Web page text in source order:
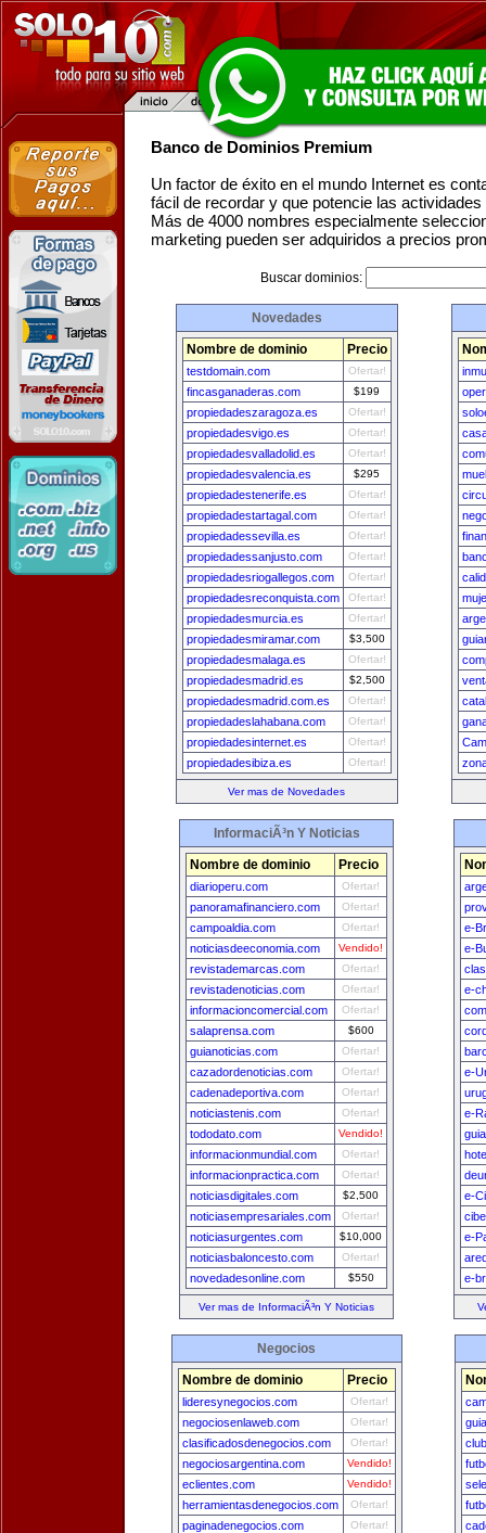
Banco de Dominios Premium
Un factor de éxito en el mundo Internet es
fácil de recordar y que potencie las
Más de 4000 nombres especialmente
marketing pueden ser adquiridos a precios
Buscar dominios:
Novedades
Nombre de dominio Precio
testdomain.com Ofertar!
fincasganaderas.com $199
propiedadeszaragoza.es Ofertar!
propiedadesvigo.es Ofertar!
propiedadesvalladolid.es Ofertar!
propiedadesvalencia.es $295
propiedadestenerife.es Ofertar!
propiedadestartagal.com Ofertar!
propiedadessevilla.es Ofertar!
propiedadessanjusto.com Ofertar!
propiedadesriogallegos.com Ofertar!
propiedadesreconquista.com Ofertar!
propiedadesmurcia.es Ofertar!
propiedadesmiramar.com $3,500
propiedadesmalaga.es Ofertar!
propiedadesmadrid.es $2,500
propiedadesmadrid.com.es Ofertar!
propiedadeslahabana.com Ofertar!
propiedadesinternet.es Ofertar!
propiedadesibiza.es Ofertar!
Ver mas de Novedades
InformaciÃ³n Y Noticias
Nombre de dominio Precio
diarioperu.com Ofertar!
panoramafinanciero.com Ofertar!
campoaldia.com Ofertar!
noticiasdeeconomia.com Vendido!
revistademarcas.com Ofertar!
revistadenoticias.com Ofertar!
informacioncomercial.com Ofertar!
salaprensa.com $600
guianoticias.com Ofertar!
cazadordenoticias.com Ofertar!
cadenadeportiva.com Ofertar!
noticiastenis.com Ofertar!
tododato.com Vendido!
informacionmundial.com Ofertar!
informacionpractica.com Ofertar!
noticiasdigitales.com $2,500
noticiasempresariales.com Ofertar!
noticiasurgentes.com $10,000
noticiasbaloncesto.com Ofertar!
novedadesonline.com $550
Ver mas de InformaciÃ³n Y Noticias
e-
e-
e-
e-
e-
e-
e-
e-
Negocios
Nombre de dominio Precio
lideresynegocios.com Ofertar!
negociosenlaweb.com Ofertar!
clasificadosdenegocios.com Ofertar!
negociosargentina.com Vendido!
eclientes.com Vendido!
herramientasdenegocios.com Ofertar!
paginadenegocios.com Ofertar!